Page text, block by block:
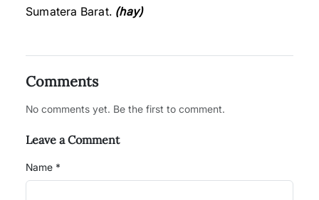
Sumatera Barat. (hay)
Comments
No comments yet. Be the first to comment.
Leave a Comment
Name *